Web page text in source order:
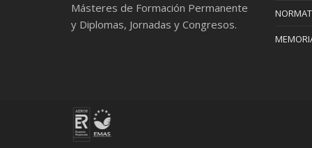
Másteres de Formación Permanente
y Diplomas, Jornadas y Congresos.